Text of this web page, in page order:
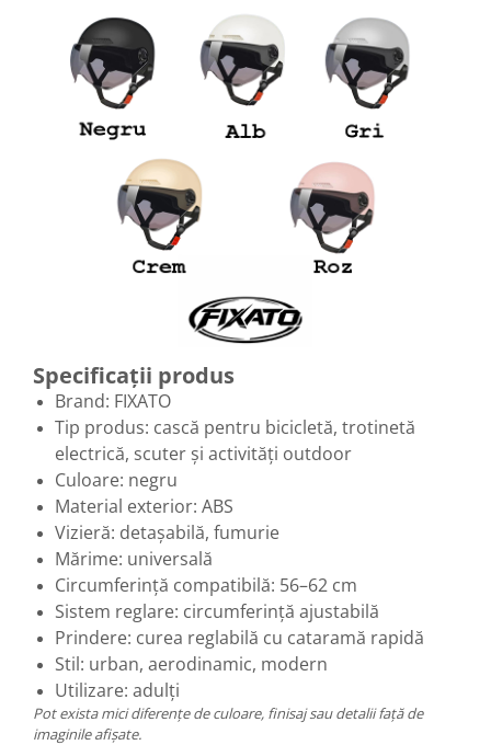
Specificații produs
Brand: FIXATO
Tip produs: cască pentru bicicletă, trotinetă
electrică, scuter și activități outdoor
Culoare: negru
Material exterior: ABS
Vizieră: detașabilă, fumurie
Mărime: universală
Circumferință compatibilă: 56–62 cm
Sistem reglare: circumferință ajustabilă
Prindere: curea reglabilă cu cataramă rapidă
Stil: urban, aerodinamic, modern
Utilizare: adulți
Pot exista mici diferențe de culoare, finisaj sau detalii față de
imaginile afișate.